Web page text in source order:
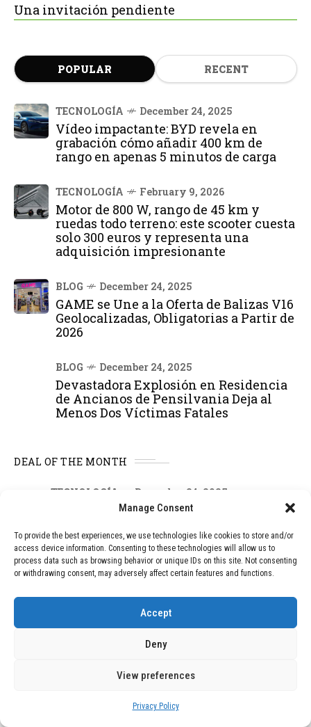
Manage Consent
To provide the best experiences, we use technologies like cookies to store and/or
access device information. Consenting to these technologies will allow us to
process data such as browsing behavior or unique IDs on this site. Not consenting
or withdrawing consent, may adversely affect certain features and functions.
Accept
Deny
View preferences
Privacy Policy
Una invitación pendiente
POPULAR RECENT
TECNOLOGÍA December 24, 2025
Vídeo impactante: BYD revela en
grabación cómo añadir 400 km de
rango en apenas 5 minutos de carga
TECNOLOGÍA February 9, 2026
Motor de 800 W, rango de 45 km y
ruedas todo terreno: este scooter cuesta
solo 300 euros y representa una
adquisición impresionante
BLOG December 24, 2025
GAME se Une a la Oferta de Balizas V16
Geolocalizadas, Obligatorias a Partir de
2026
BLOG December 24, 2025
Devastadora Explosión en Residencia
de Ancianos de Pensilvania Deja al
Menos Dos Víctimas Fatales
DEAL OF THE MONTH
TECNOLOGÍA December 24, 2025
Vídeo impactante: BYD revela en
en apenas 5 minutos de carga
Motor de 800 W, rango de 45 km y
ruedas todo terreno: este scooter cuesta
solo 300 euros y representa una
adquisición impresionante
GAME se Une a la Oferta de Balizas V16